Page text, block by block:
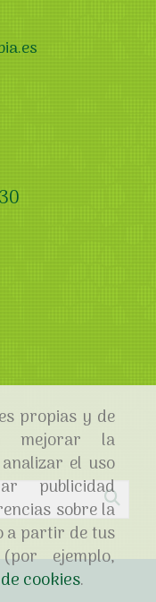
propias y de
mejorar la
el uso
publicidad
sobre la
a partir de tus
ejemplo,
cookies.